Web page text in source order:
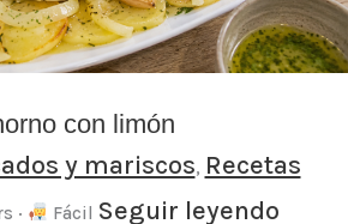
con limón
y mariscos, Recetas
· Fácil Seguir leyendo